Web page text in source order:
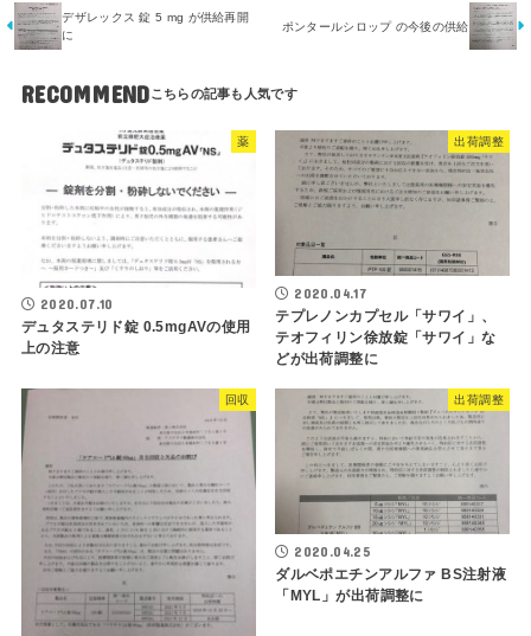
デザレックス 錠 5 mg が供給再開
に
ポンタールシロップ の今後の供給
RECOMMEND
薬
2020.07.10
デュタステリド錠 0.5mgAVの使用
上の注意
出荷調整
2020.04.17
テプレノンカプセル「サワイ」、
テオフィリン徐放錠「サワイ」な
どが出荷調整に
回収 出荷調整
2020.04.25
ダルベポエチンアルファ BS注射液
「MYL」が出荷調整に